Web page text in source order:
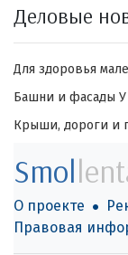
Деловые
Для здоровья
Башни и фасады
Крыши, дороги и
Smol
О проекте
Правовая